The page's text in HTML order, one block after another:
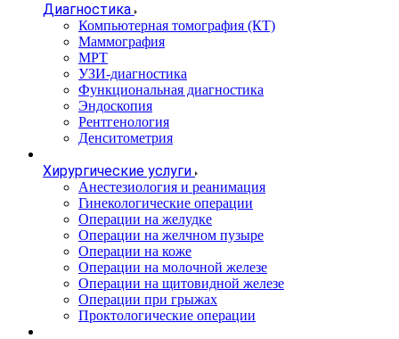
Диагностика
Компьютерная томография (КТ)
Маммография
МРТ
УЗИ-диагностика
Функциональная диагностика
Эндоскопия
Рентгенология
Денситометрия
Хирургические услуги
Анестезиология и реанимация
Гинекологические операции
Операции на желудке
Операции на желчном пузыре
Операции на коже
Операции на молочной железе
Операции на щитовидной железе
Операции при грыжах
Проктологические операции